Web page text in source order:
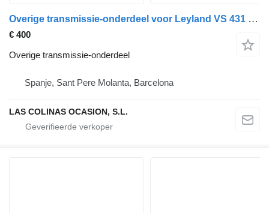
Overige transmissie-onderdeel voor Leyland VS 431 FT vrachtwagen
€ 400
Overige transmissie-onderdeel
Spanje, Sant Pere Molanta, Barcelona
LAS COLINAS OCASION, S.L.